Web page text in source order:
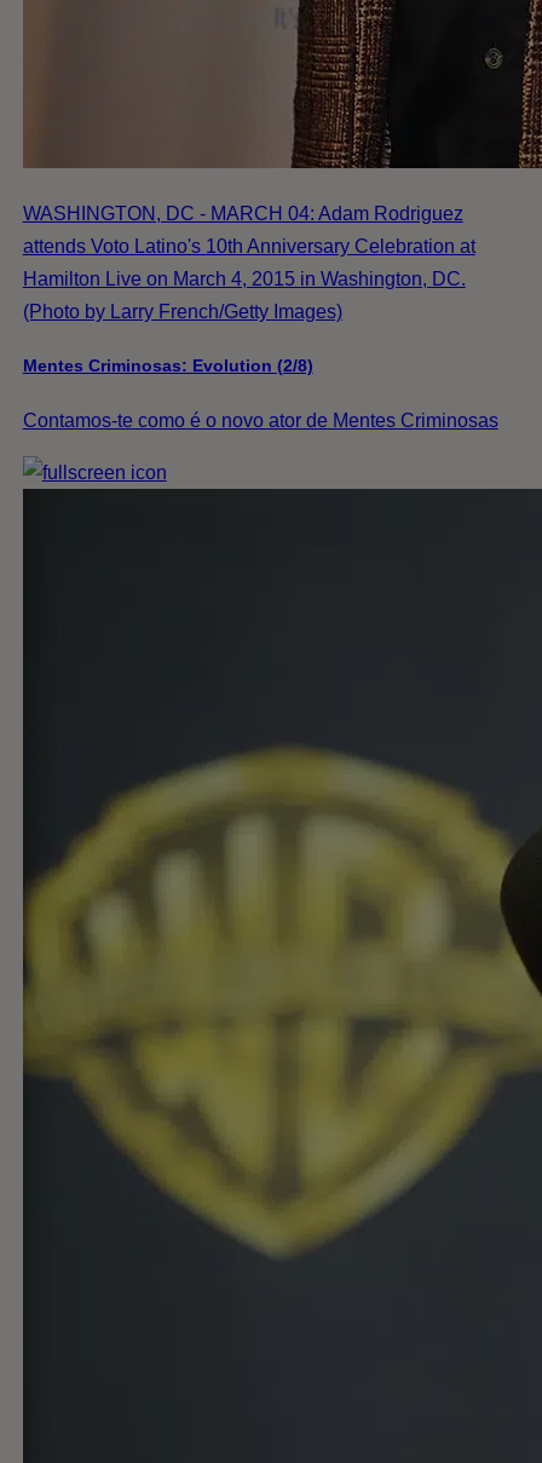
WASHINGTON, DC - MARCH 04: Adam Rodriguez
attends Voto Latino's 10th Anniversary Celebration at
Hamilton Live on March 4, 2015 in Washington, DC.
(Photo by Larry French/Getty Images)
Mentes Criminosas: Evolution (2/8)
Contamos-te como é o novo ator de Mentes Criminosas